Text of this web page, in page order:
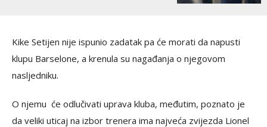
Kike Setijen nije ispunio zadatak pa će morati da napusti
klupu Barselone, a krenula su nagađanja o njegovom
nasljedniku.
O njemu će odlučivati uprava kluba, međutim, poznato je
da veliki uticaj na izbor trenera ima najveća zvijezda Lionel